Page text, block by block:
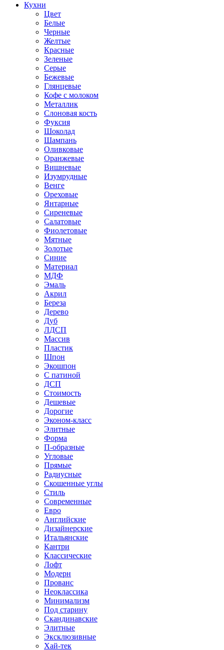
Кухни
Цвет
Белые
Черные
Желтые
Красные
Зеленые
Серые
Бежевые
Глянцевые
Кофе с молоком
Металлик
Слоновая кость
Фуксия
Шоколад
Шампань
Оливковые
Оранжевые
Вишневые
Изумрудные
Венге
Ореховые
Янтарные
Сиреневые
Салатовые
Фиолетовые
Мятные
Золотые
Синие
Материал
МДФ
Эмаль
Акрил
Береза
Дерево
Дуб
ЛДСП
Массив
Пластик
Шпон
Экошпон
С патиной
ДСП
Стоимость
Дешевые
Дорогие
Эконом-класс
Элитные
Форма
П-образные
Угловые
Прямые
Радиусные
Скошенные углы
Стиль
Современные
Евро
Английские
Дизайнерские
Итальянские
Кантри
Классические
Лофт
Модерн
Прованс
Неоклассика
Минимализм
Под старину
Скандинавские
Элитные
Эксклюзивные
Хай-тек